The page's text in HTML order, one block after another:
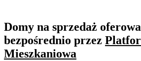
Domy na sprzedaż
bezpośrednio przez
Mieszkaniowa